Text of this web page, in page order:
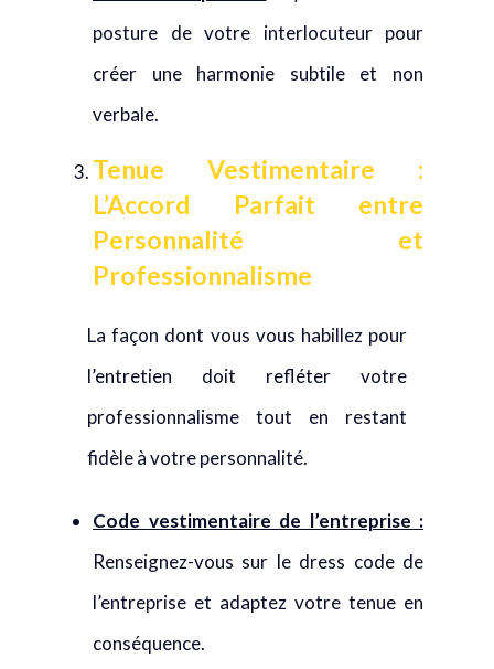
posture de votre interlocuteur pour
créer une harmonie subtile et non
verbale.
Tenue Vestimentaire :
L’Accord Parfait entre
Personnalité et
Professionnalisme
La façon dont vous vous habillez pour
l’entretien doit refléter votre
professionnalisme tout en restant
fidèle à votre personnalité.
Code vestimentaire de l’entreprise :
Renseignez-vous sur le dress code de
l’entreprise et adaptez votre tenue en
conséquence.